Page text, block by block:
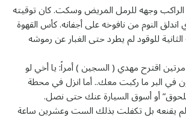
الراكب وجهه للرمل المريض وسكت. كان توقيته
النوم من نافوخه على أجفانه. كأس القهوة
للوقود لم يطرد حتى الغبار عن رموشه
اقترح مهدي ( السجين ) أمراً: يا أخي لو
في البر ما ركبت معك.. أما انزل في محطة
أو أسوق السيارة عنك حتى نصل.
لم يقنعه بل تكفلت بذلك الست وعشرين ساعة